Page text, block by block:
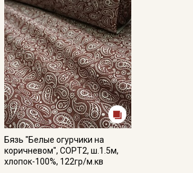
Бязь "Белые огурчики на
коричневом", СОРТ2, ш.1.5м,
хлопок-100%, 122гр/м.кв